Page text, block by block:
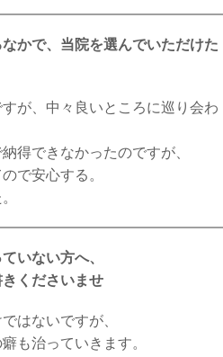
かで、当院を選んでいただけた
が、中々良いところに巡り会わ
得できなかったのですが、
で安心する。
いない方へ、
くださいませ
はないですが、
も治っていきます。